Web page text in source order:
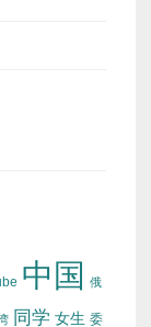
中国 俄
同学 女生 委